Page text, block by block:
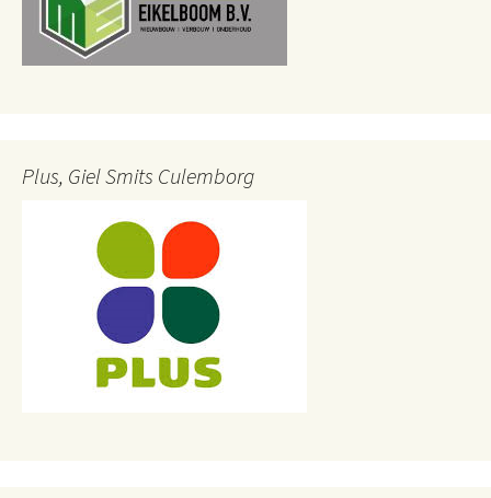
Plus, Giel Smits Culemborg